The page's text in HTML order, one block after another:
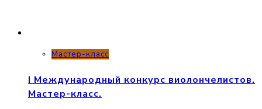
Мастер-класс
I Международный конкурс виолончелистов.
Мастер-класс.